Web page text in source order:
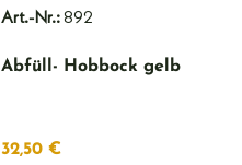
Art.-Nr.:892
Abfüll- Hobbock gelb
32,50 €